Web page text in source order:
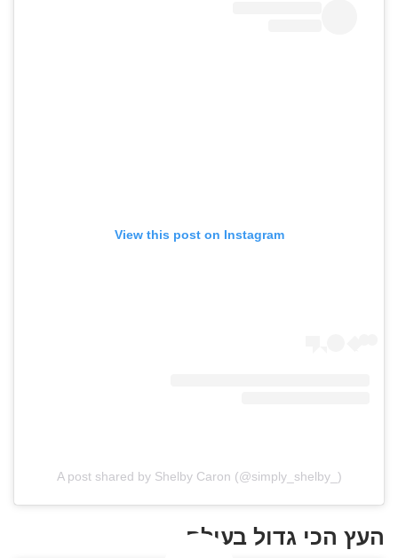
View this post on Instagram
A post shared by Shelby Caron (@simply_shelby_)
העץ הכי גדול בעולם